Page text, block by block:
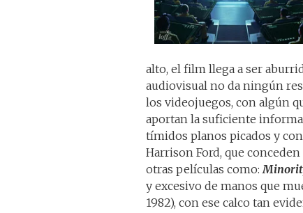
alto, el film llega a ser
audiovisual no da ningún
los videojuegos, con algún
aportan la suficiente
tímidos planos picados y
Harrison Ford, que
otras películas como:
y excesivo de manos que
1982), con ese calco tan